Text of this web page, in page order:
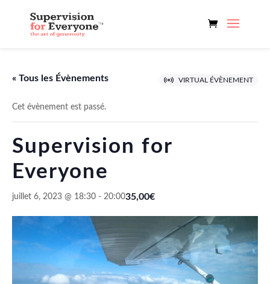
« Tous les Évènements VIRTUAL ÉVÈNEMENT
Cet évènement est passé.
Supervision for
Everyone
juillet 6, 2023 @ 18:30 - 20:0035,00€